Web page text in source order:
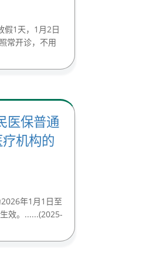
假1天，1月2日
常开诊，不用
医保普通
机构的
年1月1日至
效。......(2025-